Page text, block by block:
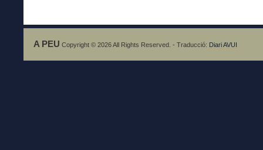
A PEU Copyright © 2026 All Rights Reserved. - Traducció: Diari AVUI